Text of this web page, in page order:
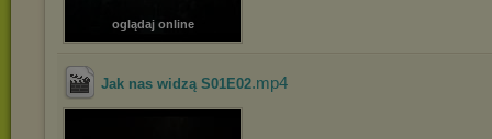
oglądaj online
Jak nas widzą S01E02.mp4